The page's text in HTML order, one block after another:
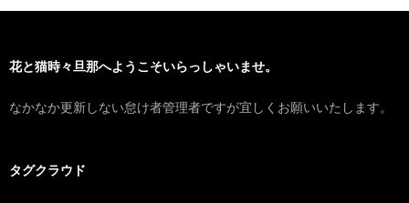
花と猫時々旦那へようこそいらっしゃいませ。
なかなか更新しない怠け者管理者ですが宜しくお願いいたします。
タグクラウド